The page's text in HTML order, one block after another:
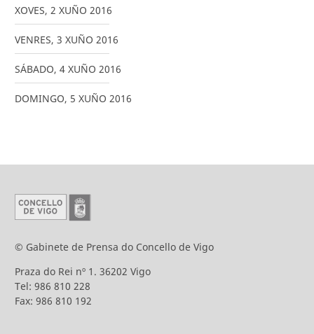
XOVES, 2 XUÑO 2016
VENRES, 3 XUÑO 2016
SÁBADO, 4 XUÑO 2016
DOMINGO, 5 XUÑO 2016
© Gabinete de Prensa do Concello de Vigo
Praza do Rei nº 1. 36202 Vigo
Tel: 986 810 228
Fax: 986 810 192